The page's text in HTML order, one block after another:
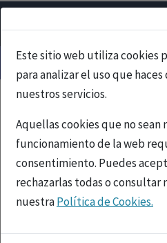
Este sitio web utiliza cookies
para analizar el uso que
nuestros servicios.
Aquellas cookies que no sean
funcionamiento de la web
consentimiento. Puedes
rechazarlas todas o consultar
nuestraPolítica de Cookies.
Toda la información incluida